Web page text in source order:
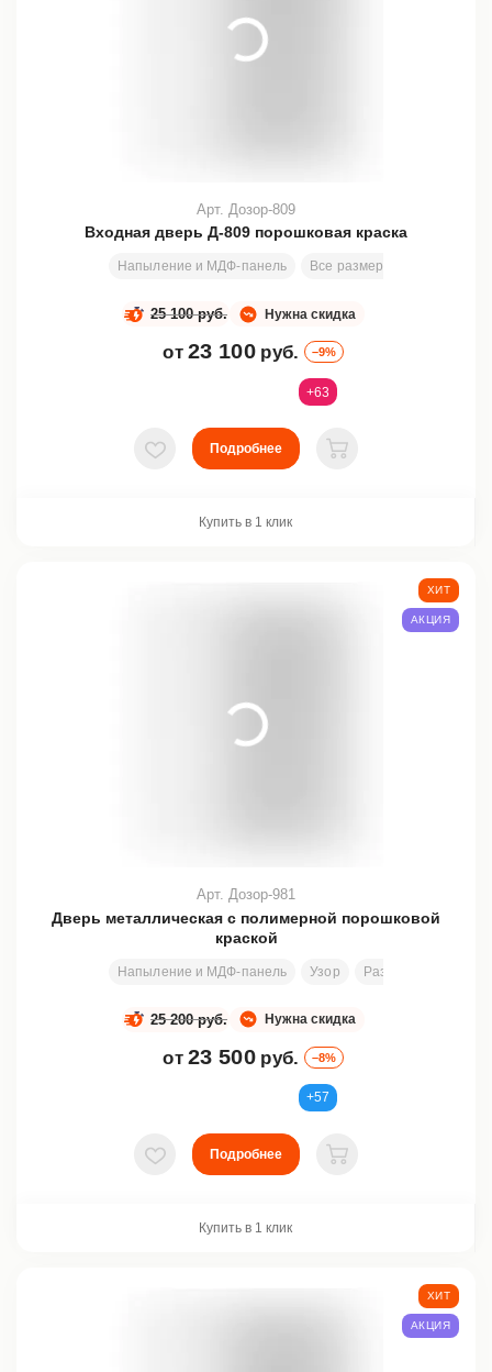
Входная дверь Д-809 порошковая краска
Напыление и МДФ-панель Все размеры
Арт. Дозор-809
Нужна скидка
25 100 руб.
от 23 100 руб. –9%
+63
В избранное
Подробнее
В корзину
Купить в 1 клик
Дверь металлическая с полимерной порошковой
краской
Напыление и МДФ-панель Узор Размеры под заказ
Арт. Дозор-981
Нужна скидка
25 200 руб.
от 23 500 руб. –8%
ХИТ
АКЦИЯ
+57
В избранное
Подробнее
В корзину
Купить в 1 клик
ХИТ
АКЦИЯ